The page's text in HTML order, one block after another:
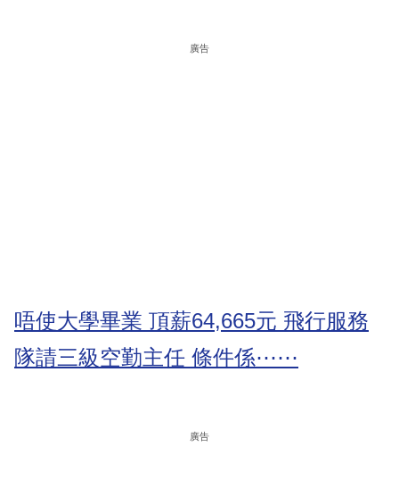
廣告
唔使大學畢業 頂薪64,665元 飛行服務
隊請三級空勤主任 條件係⋯⋯
廣告